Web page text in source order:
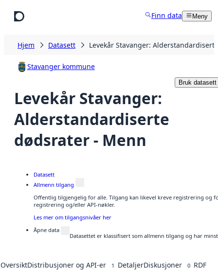
Finn data Meny
Hjem Datasett Levekår Stavanger:
Stavanger kommune
Levekår Stavanger:
Alderstandardiserte
dødsrater - Menn
Bruk datasett
Datasett
Allmenn tilgang
Offentlig tilgjengelig for alle. Tilgang kan likevel kreve registrering og
registrering og/eller API-nøkler.
Les mer om tilgangsnivåer her
Åpne data
Datasettet er klassifisert som allmenn tilgang og har
OversiktDistribusjoner og API-er 1 DetaljerDiskusjoner 0 RDF